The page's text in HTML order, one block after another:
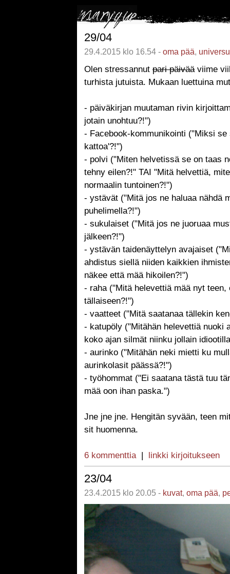
29/04
29.4.2015 klo 16.54 - oma pää,
Olen stressannut pari päivääviime
turhista jutuista. Mukaan luettuina
- päiväkirjan muutaman rivin
jotain unohtuu?!")
- Facebook-kommunikointi ("Miksi se
kattoa'?!")
- polvi ("Miten helvetissä se on taas
tehny eilen?!" TAI "Mitä helvettiä,
normaalin tuntoinen?!")
- ystävät ("Mitä jos ne haluaa nähdä
puhelimella?!")
- sukulaiset ("Mitä jos ne juoruaa
jälkeen?!")
- ystävän taidenäyttelyn avajaiset
ahdistus siellä niiden kaikkien
näkee että mää hikoilen?!")
- raha ("Mitä helevettiä mää nyt teen,
tällaiseen?!")
- vaatteet ("Mitä saatanaa tällekin
- katupöly ("Mitähän helevettiä nuoki
koko ajan silmät niinku jollain
- aurinko ("Mitähän neki mietti ku
aurinkolasit päässä?!")
- työhommat ("Ei saatana tästä tuu
mää oon ihan paska.")
Jne jne jne. Hengitän syvään, teen
sit huomenna.
6 kommenttia| linkki kirjoitukseen
23/04
23.4.2015 klo 20.05 - kuvat, oma pää,